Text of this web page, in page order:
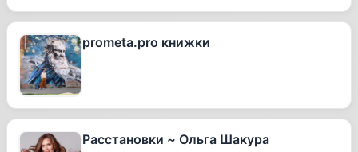
prometa.pro книжки
Расстановки ~ Ольга Шакура